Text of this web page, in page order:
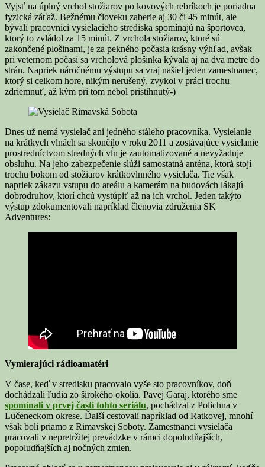
Vyjsť na úplný vrchol stožiarov po kovových rebríkoch je poriadna
fyzická záťaž. Bežnému človeku zaberie aj 30 či 45 minút, ale
bývalí pracovníci vysielacieho strediska spomínajú na športovca,
ktorý to zvládol za 15 minút. Z vrchola stožiarov, ktoré sú
zakončené plošinami, je za pekného počasia krásny výhľad, avšak
pri veternom počasí sa vrcholová plošinka kývala aj na dva metre do
strán. Napriek náročnému výstupu sa vraj našiel jeden zamestnanec,
ktorý si celkom hore, nikým nerušený, zvykol v práci trochu
zdriemnuť, až kým pri tom nebol pristihnutý-)
Dnes už nemá vysielač ani jedného stáleho pracovníka. Vysielanie
na krátkych vlnách sa skončilo v roku 2011 a zostávajúce vysielanie
prostredníctvom stredných vĺn je zautomatizované a nevyžaduje
obsluhu. Na jeho zabezpečenie slúži samostatná anténa, ktorá stojí
trochu bokom od stožiarov krátkovlnného vysielača. Tie však
napriek zákazu vstupu do areálu a kamerám na budovách lákajú
dobrodruhov, ktorí chcú vystúpiť až na ich vrchol. Jeden takýto
výstup zdokumentovali napríklad členovia združenia SK
Adventures:
Vymierajúci rádioamatéri
V čase, keď v stredisku pracovalo vyše sto pracovníkov, doň
dochádzali ľudia zo širokého okolia. Pavej Garaj, ktorého sme
spomínali v prvej časti tohto seriálu, pochádzal z Polichna v
Lučeneckom okrese. Ďalší cestovali napríklad od Ratkovej, mnohí
však boli priamo z Rimavskej Soboty. Zamestnanci vysielača
pracovali v nepretržitej prevádzke v rámci dopoludňajších,
popoludňajších aj nočných zmien.